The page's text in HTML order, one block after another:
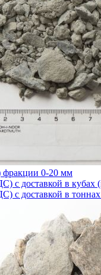
фракции 0-20 мм
с доставкой в кубах
с доставкой в